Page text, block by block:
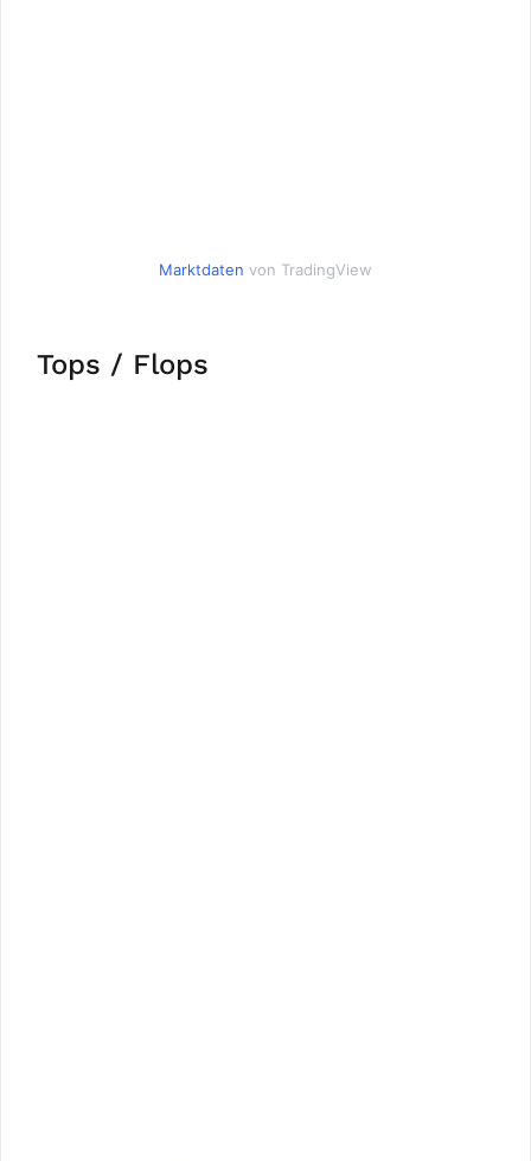
Marktdaten von TradingView
Tops / Flops